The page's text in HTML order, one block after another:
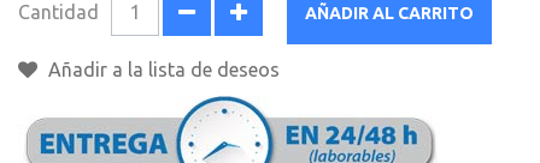
Cantidad AÑADIR AL CARRITO
Añadir a la lista de deseos